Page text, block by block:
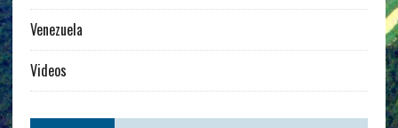
Venezuela
Videos